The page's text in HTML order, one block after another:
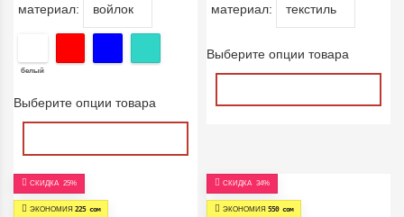
материал:
белый
Выберите опции товара
материал:
Выберите опции товара
СКИДКА 25%
ЭКОНОМИЯ 225 сом
СКИДКА 34%
ЭКОНОМИЯ 550 сом